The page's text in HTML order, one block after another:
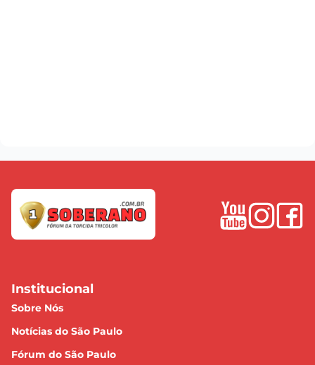
Institucional
Sobre Nós
Notícias do São Paulo
Fórum do São Paulo